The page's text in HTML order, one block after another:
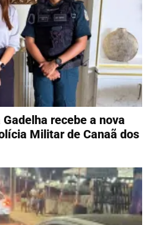
recebe a nova
Militar de Canaã dos